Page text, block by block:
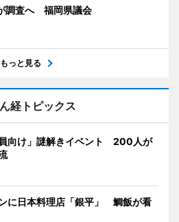
調査へ 福岡県議会
もっと見る
経トピックス
向け」謎解きイベント 200人が
に日本料理店「銀平」 鯛飯が看